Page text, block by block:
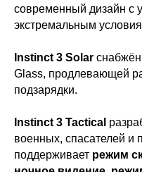
современный дизайн с
экстремальным
Instinct 3 Solar
Glass, продлевающей
подзарядки.
Instinct 3 Tactical
военных, спасателей и
поддерживает режим